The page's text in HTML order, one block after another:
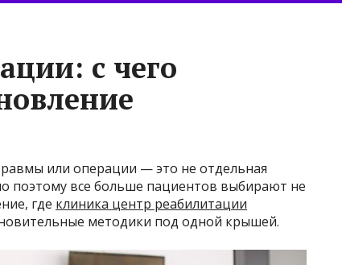
с чего
или операции — это не отдельная
поэтому все больше пациентов выбирают не
где клиника центр реабилитации
методики под одной крышей.